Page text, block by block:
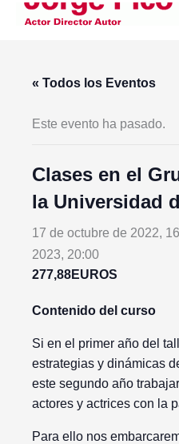
« Todos los Eventos
Este evento ha pasado.
Clases en el
la Universidad
17 de octubre de 2022,
2023, 20:00
277,88EUROS
Contenido del curso
Si en el primer año del
estrategias y dinámicas
este segundo año
actores y actrices con la
Para ello nos